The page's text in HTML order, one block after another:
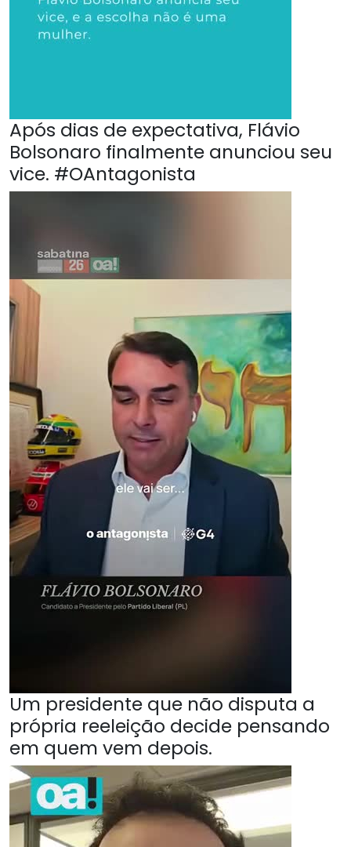
Após dias de expectativa, Flávio
Bolsonaro finalmente anunciou seu
vice. #OAntagonista
Um presidente que não disputa a
própria reeleição decide pensando
em quem vem depois.